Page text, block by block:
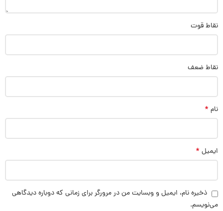
نقاط قوت
نقاط ضعف
نام *
ایمیل *
ذخیره نام، ایمیل و وبسایت من در مرورگر برای زمانی که دوباره دیدگاهی
می‌نویسم.